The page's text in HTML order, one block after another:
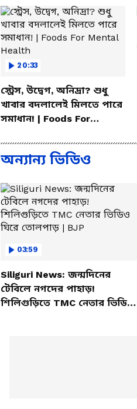
20:33
স্ট্রেস, উদ্বেগ, অনিদ্রা? শুধু
খাবার বদলালেই মিলতে পারে
সমাধান! | Foods For
অন্যান্য ভিডিও
03:59
Siliguri News: জন্মদিনের
টেবিলে নগদের পাহাড়!
শিলিগুড়িতে TMC নেতার ভিডিও